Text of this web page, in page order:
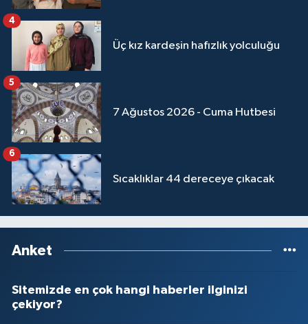
Üç kız kardeşin hafızlık yolculuğu
4
7 Ağustos 2026 - Cuma Hutbesi
5
Sıcaklıklar 44 dereceye çıkacak
6
Anket
Sitemizde en çok hangi haberler ilginizi
çekiyor?